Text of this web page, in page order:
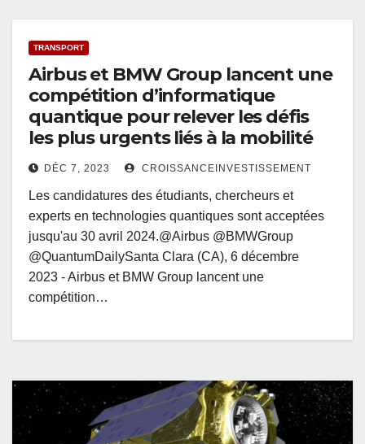
TRANSPORT
Airbus et BMW Group lancent une
compétition d’informatique
quantique pour relever les défis
les plus urgents liés à la mobilité
DÉC 7, 2023 CROISSANCEINVESTISSEMENT
Les candidatures des étudiants, chercheurs et
experts en technologies quantiques sont acceptées
jusqu'au 30 avril 2024.@Airbus @BMWGroup
@QuantumDailySanta Clara (CA), 6 décembre
2023 - Airbus et BMW Group lancent une
compétition…